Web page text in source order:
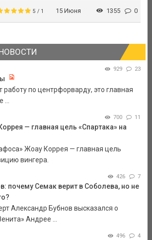
5 / 1 15 Июня 1355 0
929 23
по центрфорварду, это главная
...
700 11
— главная цель «Спартака» на
Жоау Коррея — главная цель
вингера.
426 7
почему Семак верит в Соболева, но не
Александр Бубнов высказался о
Андрее ...
496 4